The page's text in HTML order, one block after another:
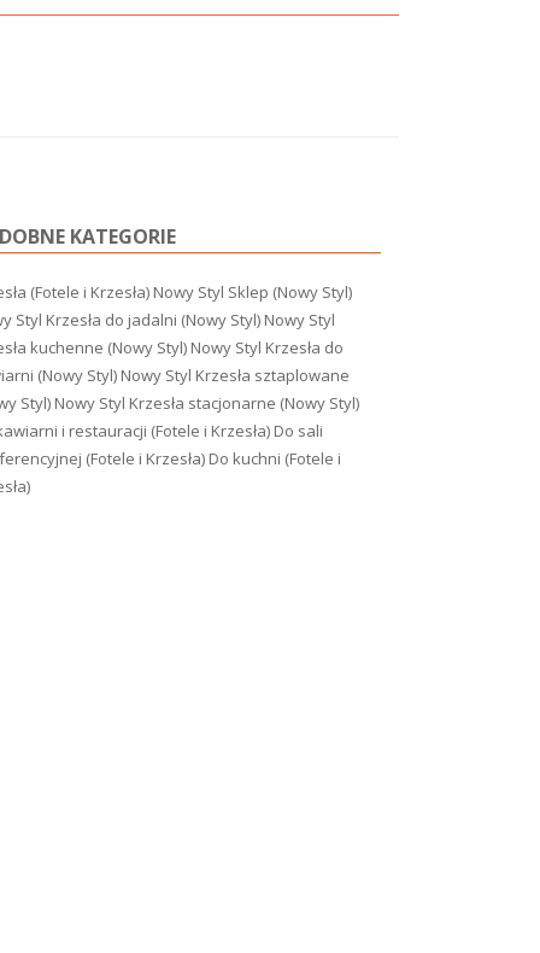
KATEGORIE
(Fotele i Krzesła) Nowy Styl Sklep (Nowy Styl)
Styl Krzesła do jadalni (Nowy Styl) Nowy Styl
kuchenne (Nowy Styl) Nowy Styl Krzesła do
(Nowy Styl) Nowy Styl Krzesła sztaplowane
Styl) Nowy Styl Krzesła stacjonarne (Nowy Styl)
i restauracji (Fotele i Krzesła) Do sali
(Fotele i Krzesła) Do kuchni (Fotele i